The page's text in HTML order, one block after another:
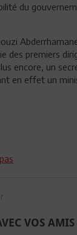
du
des premiers
encore, un
en effet un
VOS AMIS